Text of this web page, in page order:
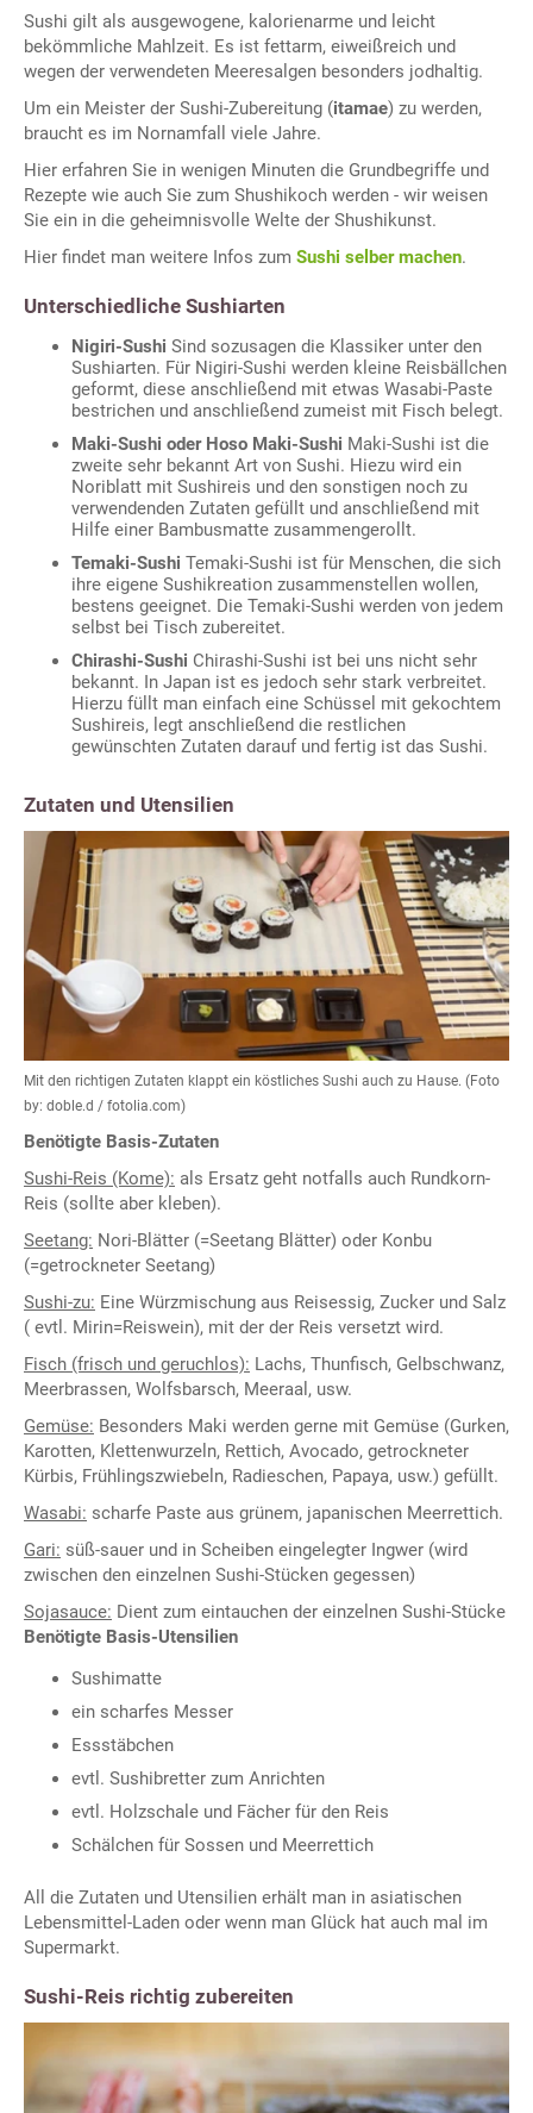
Sushi gilt als ausgewogene, kalorienarme und leicht
bekömmliche Mahlzeit. Es ist fettarm, eiweißreich und
wegen der verwendeten Meeresalgen besonders jodhaltig.
Um ein Meister der Sushi-Zubereitung (itamae) zu werden,
braucht es im Nornamfall viele Jahre.
Hier erfahren Sie in wenigen Minuten die Grundbegriffe und
Rezepte wie auch Sie zum Shushikoch werden - wir weisen
Sie ein in die geheimnisvolle Welte der Shushikunst.
Hier findet man weitere Infos zum Sushi selber machen.
Unterschiedliche Sushiarten
Nigiri-Sushi Sind sozusagen die Klassiker unter den
Sushiarten. Für Nigiri-Sushi werden kleine Reisbällchen
geformt, diese anschließend mit etwas Wasabi-Paste
bestrichen und anschließend zumeist mit Fisch belegt.
Maki-Sushi oder Hoso Maki-Sushi Maki-Sushi ist die
zweite sehr bekannt Art von Sushi. Hiezu wird ein
Noriblatt mit Sushireis und den sonstigen noch zu
verwendenden Zutaten gefüllt und anschließend mit
Hilfe einer Bambusmatte zusammengerollt.
Temaki-Sushi Temaki-Sushi ist für Menschen, die sich
ihre eigene Sushikreation zusammenstellen wollen,
bestens geeignet. Die Temaki-Sushi werden von jedem
selbst bei Tisch zubereitet.
Chirashi-Sushi Chirashi-Sushi ist bei uns nicht sehr
bekannt. In Japan ist es jedoch sehr stark verbreitet.
Hierzu füllt man einfach eine Schüssel mit gekochtem
Sushireis, legt anschließend die restlichen
gewünschten Zutaten darauf und fertig ist das Sushi.
Zutaten und Utensilien
Mit den richtigen Zutaten klappt ein köstliches Sushi auch zu Hause. (Foto
by: doble.d / fotolia.com)
Benötigte Basis-Zutaten
Sushi-Reis (Kome): als Ersatz geht notfalls auch Rundkorn-
Reis (sollte aber kleben).
Seetang: Nori-Blätter (=Seetang Blätter) oder Konbu
(=getrockneter Seetang)
Sushi-zu: Eine Würzmischung aus Reisessig, Zucker und Salz
( evtl. Mirin=Reiswein), mit der der Reis versetzt wird.
Fisch (frisch und geruchlos): Lachs, Thunfisch, Gelbschwanz,
Meerbrassen, Wolfsbarsch, Meeraal, usw.
Gemüse: Besonders Maki werden gerne mit Gemüse (Gurken,
Karotten, Klettenwurzeln, Rettich, Avocado, getrockneter
Kürbis, Frühlingszwiebeln, Radieschen, Papaya, usw.) gefüllt.
Wasabi: scharfe Paste aus grünem, japanischen Meerrettich.
Gari: süß-sauer und in Scheiben eingelegter Ingwer (wird
zwischen den einzelnen Sushi-Stücken gegessen)
Sojasauce: Dient zum eintauchen der einzelnen Sushi-Stücke
Benötigte Basis-Utensilien
Sushimatte
ein scharfes Messer
Essstäbchen
evtl. Sushibretter zum Anrichten
evtl. Holzschale und Fächer für den Reis
Schälchen für Sossen und Meerrettich
All die Zutaten und Utensilien erhält man in asiatischen
Lebensmittel-Laden oder wenn man Glück hat auch mal im
Supermarkt.
Sushi-Reis richtig zubereiten